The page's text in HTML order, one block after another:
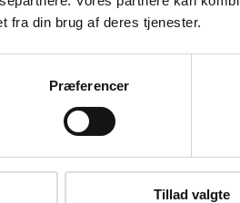
fra din brug af deres tjenester.
Præferencer
Tillad valgte